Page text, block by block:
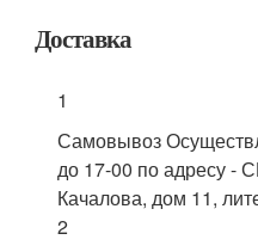
Доставка
1
Самовывоз
до 17-00 по адресу -
Качалова, дом 11,
2